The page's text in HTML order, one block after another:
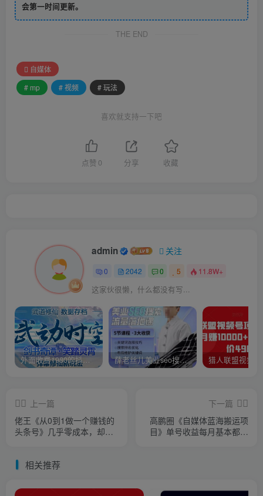
会第一时间更新。
THE END
自媒体
# mp
# 视频 # 玩法
喜欢就支持一下吧
点赞 0 分享 收藏
admin 关注
0 2042 0 5 11.8W+
这家伙很懒，什么都没有写...
外面收费1980的抖音武动时空直播项目，无需真人出镜，实时互动直播【软件+详细教程】 薛老丝儿美业seo搜索流量落地课，一周暴涨20w粉丝，全干货讲解
上一篇
佬王《从0到1做一个赚钱的
头条号》几乎零成本，却能
下一篇
高鹏圈《自媒体蓝海搬运项
目》单号收益每月基本都可
相关推荐